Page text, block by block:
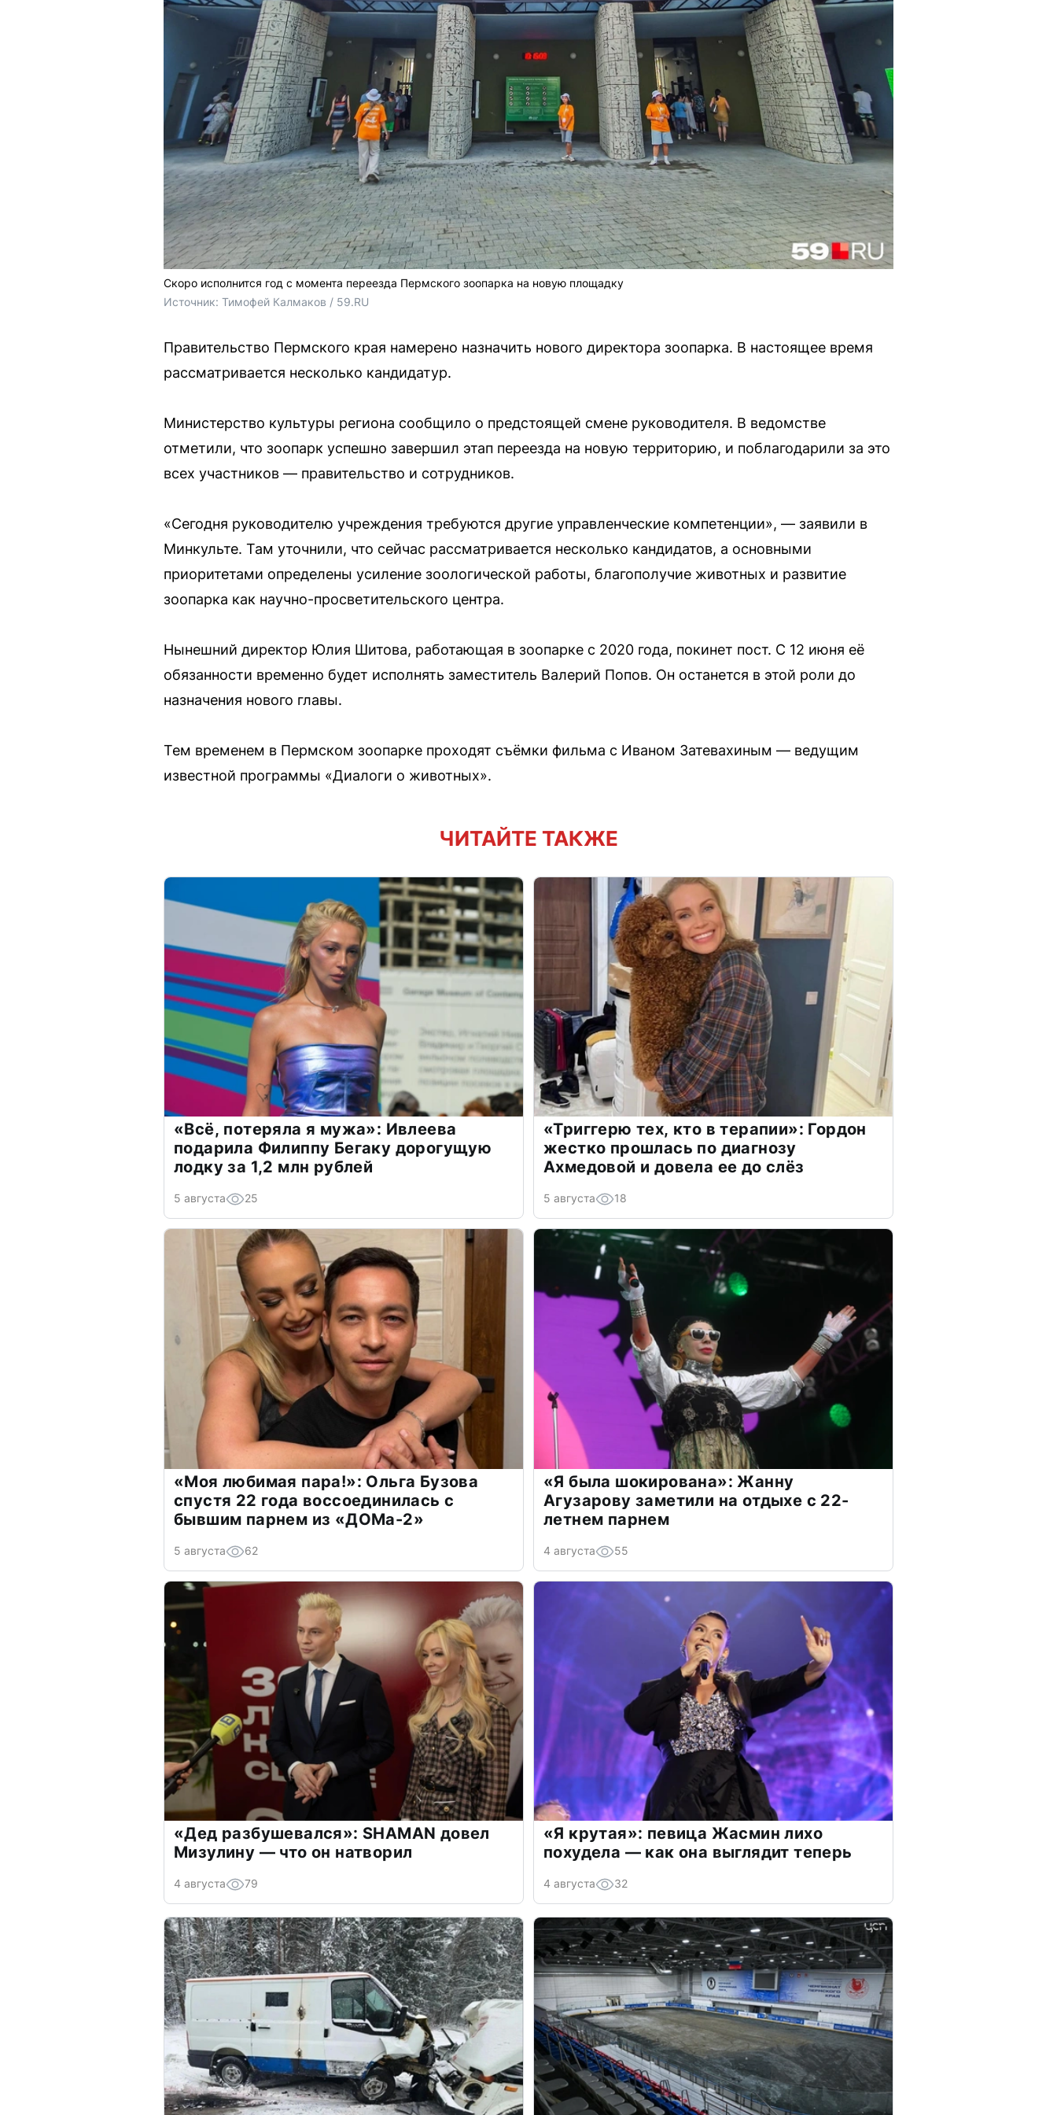
Скоро исполнится год с момента переезда Пермского зоопарка на новую площадку
Источник: Тимофей Калмаков / 59.RU
Правительство Пермского края намерено назначить нового директора зоопарка. В настоящее время
рассматривается несколько кандидатур.
Министерство культуры региона сообщило о предстоящей смене руководителя. В ведомстве
отметили, что зоопарк успешно завершил этап переезда на новую территорию, и поблагодарили за это
всех участников — правительство и сотрудников.
«Сегодня руководителю учреждения требуются другие управленческие компетенции», — заявили в
Минкульте. Там уточнили, что сейчас рассматривается несколько кандидатов, а основными
приоритетами определены усиление зоологической работы, благополучие животных и развитие
зоопарка как научно-просветительского центра.
Нынешний директор Юлия Шитова, работающая в зоопарке с 2020 года, покинет пост. С 12 июня её
обязанности временно будет исполнять заместитель Валерий Попов. Он останется в этой роли до
назначения нового главы.
Тем временем в Пермском зоопарке проходят съёмки фильма с Иваном Затевахиным — ведущим
известной программы «Диалоги о животных».
ЧИТАЙТЕ ТАКЖЕ
«Всё, потеряла я мужа»: Ивлеева
подарила Филиппу Бегаку дорогущую
лодку за 1,2 млн рублей
5 августа 25
«Триггерю тех, кто в терапии»: Гордон
жестко прошлась по диагнозу
Ахмедовой и довела ее до слёз
5 августа 18
«Моя любимая пара!»: Ольга Бузова
спустя 22 года воссоединилась с
бывшим парнем из «ДОМа-2»
5 августа 62
«Я была шокирована»: Жанну
Агузарову заметили на отдыхе с 22-
летнем парнем
4 августа 55
«Дед разбушевался»: SHAMAN довел
Мизулину — что он натворил
4 августа 79
«Я крутая»: певица Жасмин лихо
похудела — как она выглядит теперь
4 августа 32